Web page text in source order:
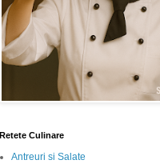
Retete Culinare
Antreuri si Salate